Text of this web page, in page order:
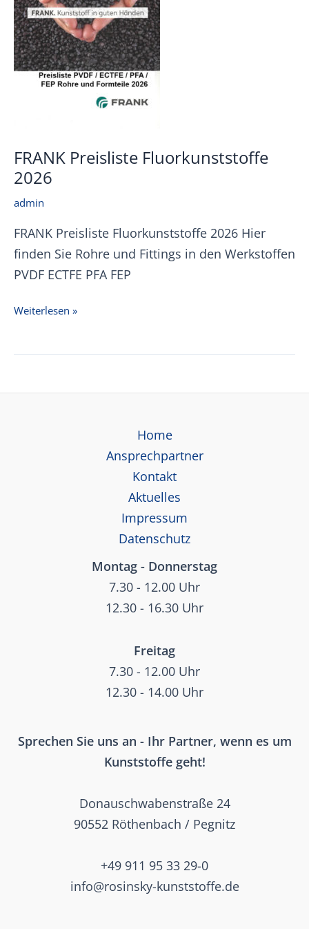
FRANK Preisliste Fluorkunststoffe
2026
admin
FRANK Preisliste Fluorkunststoffe 2026 Hier
finden Sie Rohre und Fittings in den Werkstoffen
PVDF ECTFE PFA FEP
FRANK
Fluorkunststoffe
Weiterlesen »
Home
Ansprechpartner
Kontakt
Aktuelles
Impressum
Datenschutz
Montag - Donnerstag
7.30 - 12.00 Uhr
12.30 - 16.30 Uhr
Freitag
7.30 - 12.00 Uhr
12.30 - 14.00 Uhr
Sprechen Sie uns an - Ihr Partner, wenn es um
Kunststoffe geht!
Donauschwabenstraße 24
90552 Röthenbach / Pegnitz
+49 911 95 33 29-0
info@rosinsky-kunststoffe.de